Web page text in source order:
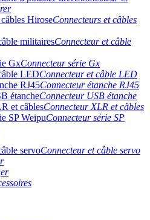
Connecteurs et câbles
Connecteur et câble
Connecteur série Gx
Connecteur et câble LED
Connecteur étanche RJ45
Connecteur USB étanche
Connecteur XLR et câbles
Connecteur série SP
Connecteur et câble servo